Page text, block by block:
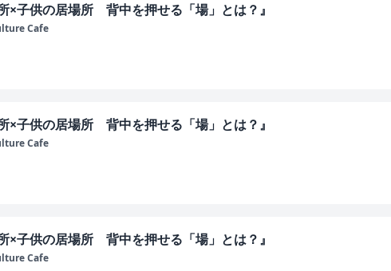
×子供の居場所 背中を押せる「場」とは？』
Cafe
×子供の居場所 背中を押せる「場」とは？』
Cafe
×子供の居場所 背中を押せる「場」とは？』
Cafe